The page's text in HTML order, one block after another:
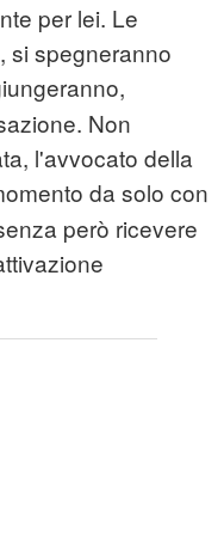
per lei. Le
si spegneranno
Non
l'avvocato della
da solo con
però ricevere